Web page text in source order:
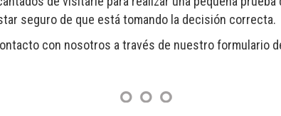
seguro de que está tomando la decisión correcta.
con nosotros a través de nuestro formulario